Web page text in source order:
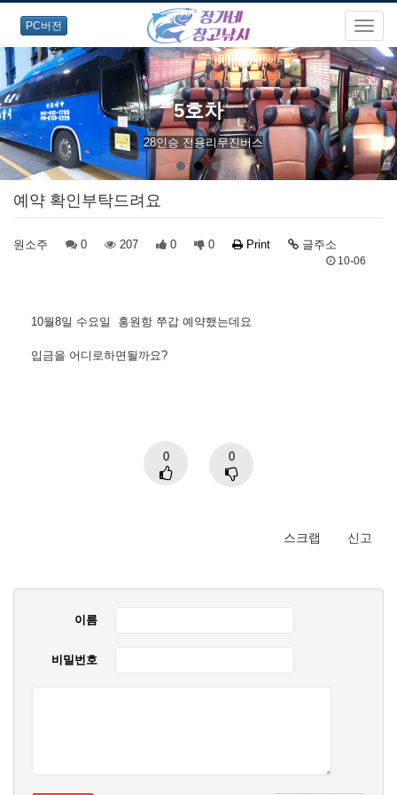
PC버전
5호차
28인승 전용리무진버스
예약 확인부탁드려요
원소주 0 207 0 0 Print 글주소
10-06
10월8일 수요일 홍원항 쭈갑 예약했는데요
입금을 어디로하면될까요?
0 0
스크랩 신고
이름
비밀번호